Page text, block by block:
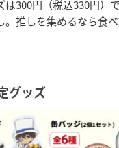
は300円（税込330円）
。推しを集めるなら食
グッズ